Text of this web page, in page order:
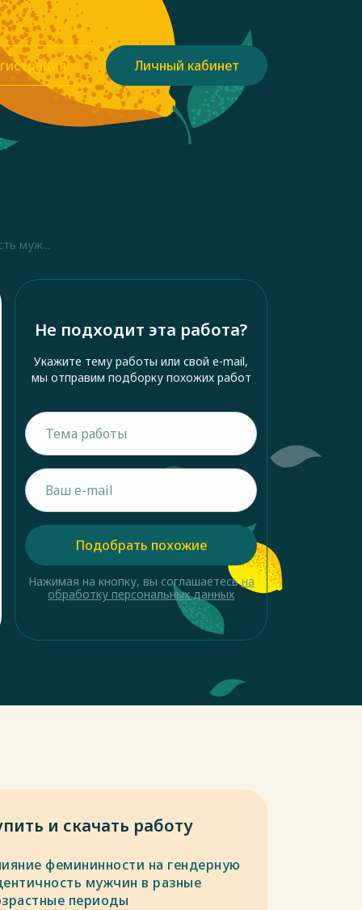
Личный кабинет
муж...
Не подходит эта работа?
Укажите тему работы или свой e-mail,
мы отправим подборку похожих работ
Подобрать похожие
Нажимая на кнопку, вы соглашаетесьна
обработку персональных данных
и скачать работу
фемининности на гендерную
мужчин в разные
периоды